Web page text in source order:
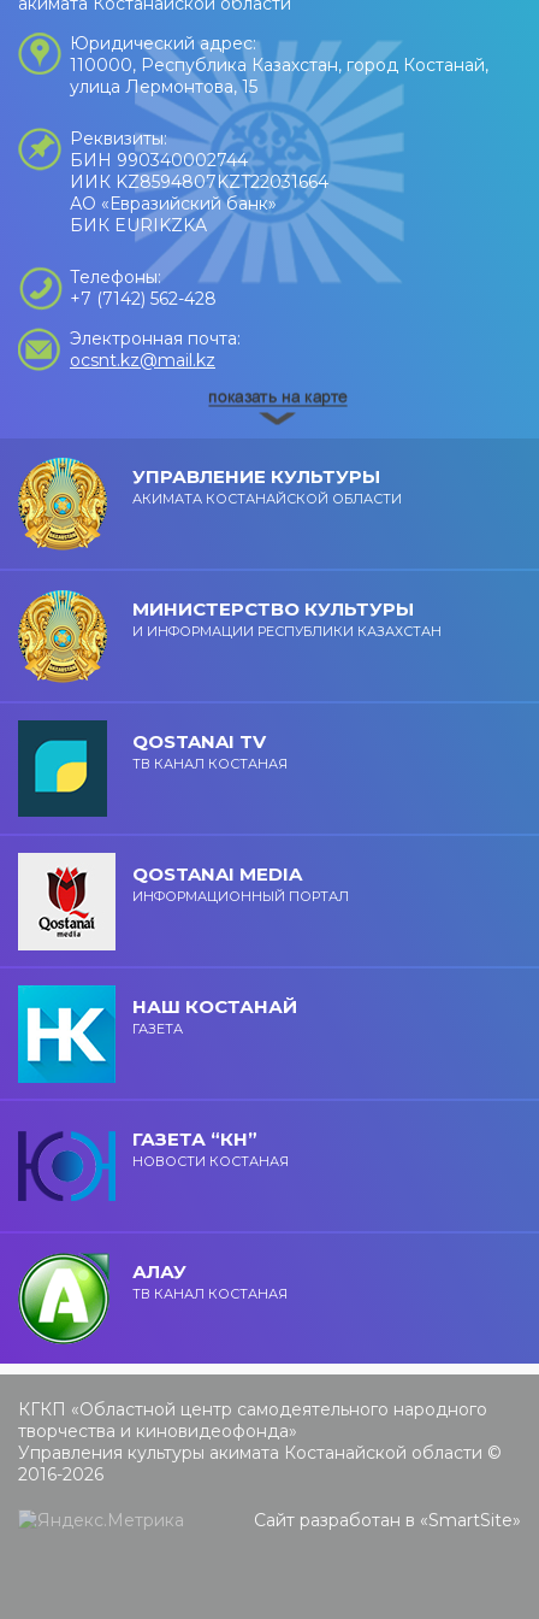
Юридический адрес:
110000, Республика Казахстан, город Костанай,
улица Лермонтова, 15
Реквизиты:
БИН 990340002744
ИИК KZ8594807KZT22031664
АО «Евразийский банк»
БИК EURIKZKA
Телефоны:
+7 (7142) 562-428
Электронная почта:
ocsnt.kz@mail.kz
УПРАВЛЕНИЕ КУЛЬТУРЫ
АКИМАТА КОСТАНАЙСКОЙ ОБЛАСТИ
МИНИСТЕРСТВО КУЛЬТУРЫ
И ИНФОРМАЦИИ РЕСПУБЛИКИ КАЗАХСТАН
QOSTANAI TV
ТВ КАНАЛ КОСТАНАЯ
QOSTANAI MEDIA
ИНФОРМАЦИОННЫЙ ПОРТАЛ
НАШ КОСТАНАЙ
ГАЗЕТА
ГАЗЕТА “КН”
НОВОСТИ КОСТАНАЯ
АЛАУ
ТВ КАНАЛ КОСТАНАЯ
КГКП «Областной центр самодеятельного народного
творчества и киновидеофонда»
Управления культуры акимата Костанайской области ©
2016-2026
Сайт разработан в «SmartSite»